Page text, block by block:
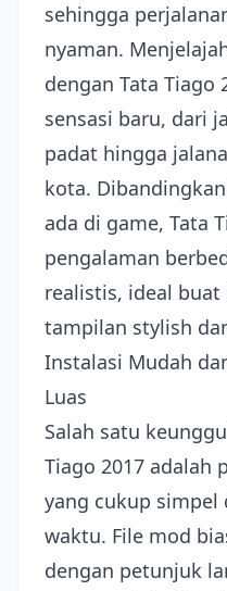
sehingga
nyaman.
dengan Tata Tiago
sensasi baru, dari
padat hingga
kota.
ada di game, Tata
pengalaman
realistis, ideal buat
tampilan stylish
Instalasi Mudah
Luas
Salah satu
Tiago 2017 adalah
yang cukup simpel
waktu. File mod
dengan petunjuk